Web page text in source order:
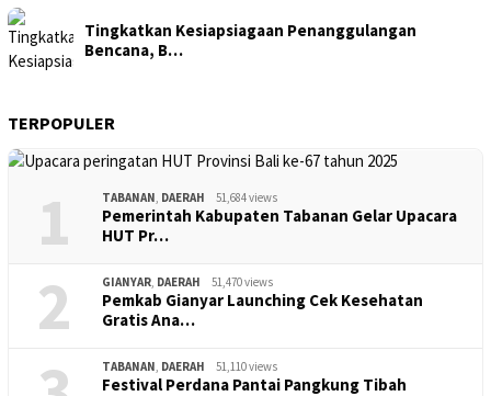
Tingkatkan Kesiapsiagaan Penanggulangan
Bencana, B…
TERPOPULER
1 TABANAN, DAERAH 51,684 views
Pemerintah Kabupaten Tabanan Gelar Upacara
HUT Pr…
2 GIANYAR, DAERAH 51,470 views
Pemkab Gianyar Launching Cek Kesehatan
Gratis Ana…
TABANAN, DAERAH 51,110 views
Festival Perdana Pantai Pangkung Tibah